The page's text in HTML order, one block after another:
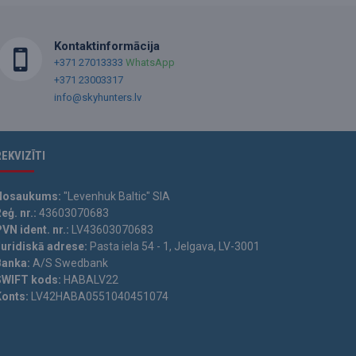
Kontaktinformācija
+371 27013333 WhatsApp
+371 23003317
info@skyhunters.lv
"Levenhuk Baltic" SIA
nr.: 43603070683
ident. nr.: LV43603070683
adrese: Pasta iela 54 - 1, Jelgava, LV-3001
A/S Swedbank
kods: HABALV22
LV42HABA0551040451074